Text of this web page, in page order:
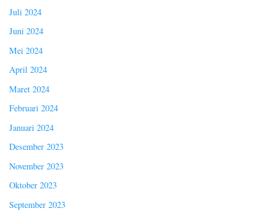
Juli 2024
Juni 2024
Mei 2024
April 2024
Maret 2024
Februari 2024
Januari 2024
Desember 2023
November 2023
Oktober 2023
September 2023